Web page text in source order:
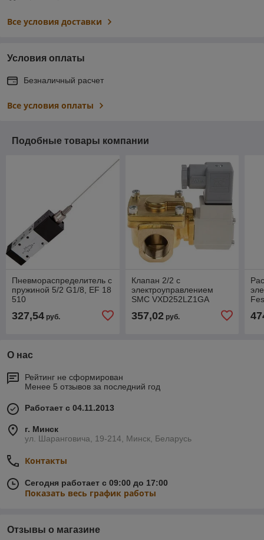
Все условия доставки
Условия оплаты
Безналичный расчет
Все условия оплаты
Подобные товары компании
Пневмораспределитель с
пружиной 5/2 G1/8, EF 18
510
327,54 руб.
Клапан 2/2 с
электроуправлением
SMC VXD252LZ1GA
357,02руб.
О нас
Рейтинг не сформирован
Менее 5 отзывов за последний год
Работает с 04.11.2013
г. Минск
ул. Шаранговича, 19-214, Минск, Беларусь
Контакты
Сегодня работает с 09:00 до 17:00
Показать весь график работы
Отзывы о магазине